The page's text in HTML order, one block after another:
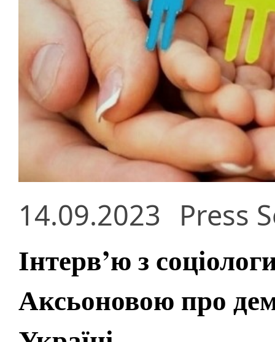
14.09.2023 Press
Інтерв’ю з
Аксьоновою про